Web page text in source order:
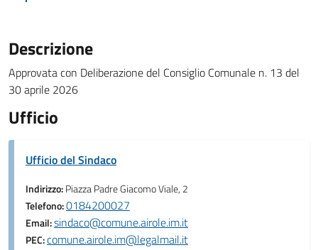
Descrizione
Approvata con Deliberazione del Consiglio Comunale n. 13 del
30 aprile 2026
Ufficio
Ufficio del Sindaco
Indirizzo:Piazza Padre Giacomo Viale, 2
Telefono:0184200027
Email:sindaco@comune.airole.im.it
PEC:comune.airole.im@legalmail.it